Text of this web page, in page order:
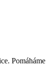
Pomáháme